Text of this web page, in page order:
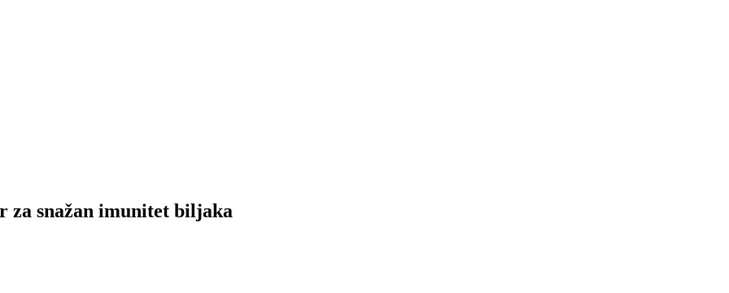
snažan imunitet biljaka